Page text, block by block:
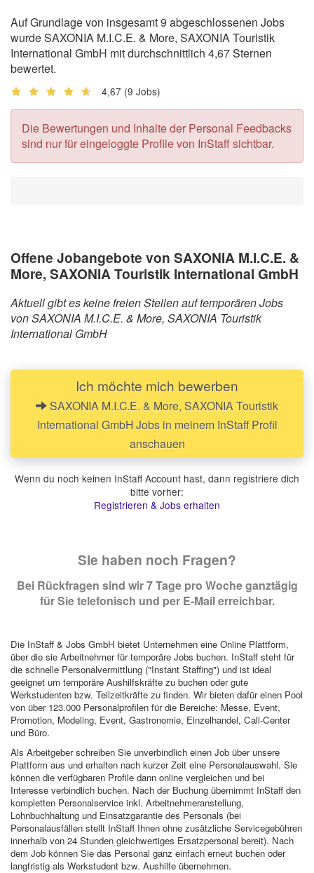
Auf Grundlage von insgesamt 9 abgeschlossenen Jobs
wurde SAXONIA M.I.C.E. & More, SAXONIA Touristik
International GmbH mit durchschnittlich 4,67 Sternen
bewertet.
4,67 (9 Jobs)
Die Bewertungen und Inhalte der Personal Feedbacks
sind nur für eingeloggte Profile von InStaff sichtbar.
Offene Jobangebote von SAXONIA M.I.C.E. &
More, SAXONIA Touristik International GmbH
Aktuell gibt es keine freien Stellen auf temporären Jobs
von SAXONIA M.I.C.E. & More, SAXONIA Touristik
International GmbH
Ich möchte mich bewerben
SAXONIA M.I.C.E. & More, SAXONIA Touristik
International GmbH Jobs in meinem InStaff Profil
anschauen
Wenn du noch keinen InStaff Account hast, dann registriere dich
bitte vorher:
Registrieren & Jobs erhalten
Sie haben noch Fragen?
Bei Rückfragen sind wir 7 Tage pro Woche ganztägig
für Sie telefonisch und per E-Mail erreichbar.
Die InStaff & Jobs GmbH bietet Unternehmen eine Online Plattform,
über die sie Arbeitnehmer für temporäre Jobs buchen. InStaff steht für
die schnelle Personalvermittlung ("Instant Staffing") und ist ideal
geeignet um temporäre Aushilfskräfte zu buchen oder gute
Werkstudenten bzw. Teilzeitkräfte zu finden. Wir bieten dafür einen Pool
von über 123.000 Personalprofilen für die Bereiche: Messe, Event,
Promotion, Modeling, Event, Gastronomie, Einzelhandel, Call-Center
und Büro.
Als Arbeitgeber schreiben Sie unverbindlich einen Job über unsere
Plattform aus und erhalten nach kurzer Zeit eine Personalauswahl. Sie
können die verfügbaren Profile dann online vergleichen und bei
Interesse verbindlich buchen. Nach der Buchung übernimmt InStaff den
kompletten Personalservice inkl. Arbeitnehmeranstellung,
Lohnbuchhaltung und Einsatzgarantie des Personals (bei
Personalausfällen stellt InStaff Ihnen ohne zusätzliche Servicegebühren
innerhalb von 24 Stunden gleichwertiges Ersatzpersonal bereit). Nach
dem Job können Sie das Personal ganz einfach erneut buchen oder
langfristig als Werkstudent bzw. Aushilfe übernehmen.